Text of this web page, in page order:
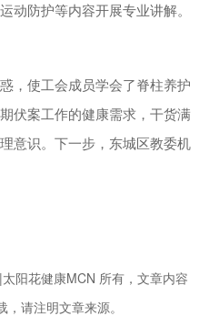
动防护等内容开展专业讲解。
，使工会成员学会了脊柱养护
伏案工作的健康需求，干货满
意识。下一步，东城区教委机
阳花健康MCN 所有，文章内容
请注明文章来源。